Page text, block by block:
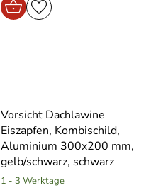
Vorsicht Dachlawine
Eiszapfen, Kombischild,
Aluminium 300x200 mm,
gelb/schwarz, schwarz
1 - 3 Werktage